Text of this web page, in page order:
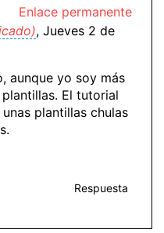
Enlace permanente
, Jueves 2 de
aunque yo soy más
El tutorial
plantillas chulas
Respuesta